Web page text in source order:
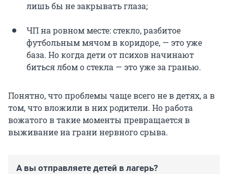
лишь бы не закрывать глаза;
ЧП на ровном месте: стекло, разбитое
футбольным мячом в коридоре, — это уже
база. Но когда дети от психов начинают
биться лбом о стекла — это уже за гранью.
Понятно, что проблемы чаще всего не в детях, а в
том, что вложили в них родители. Но работа
вожатого в такие моменты превращается в
выживание на грани нервного срыва.
А вы отправляете детей в лагерь?